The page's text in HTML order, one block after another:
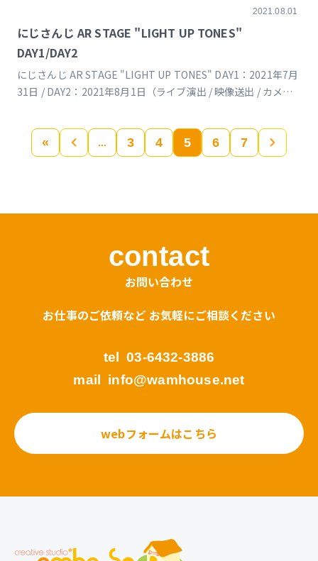
2021.08.01
にじさんじ AR STAGE "LIGHT UP TONES"
DAY1/DAY2
にじさんじ AR STAGE "LIGHT UP TONES" DAY1：2021年7月
31日 / DAY2：2021年8月1日（ライブ演出 / 映像送出 / カメラ /
https://event.nijisanji.app/arstage_lightuptones
«
« ... 3 4 5 6 7 »
contact
お問い合わせ
お仕事のご依頼など お気軽にご相談ください
tel
03-6432-3886
mail
info@wamhouse.net
webフォームはこちら